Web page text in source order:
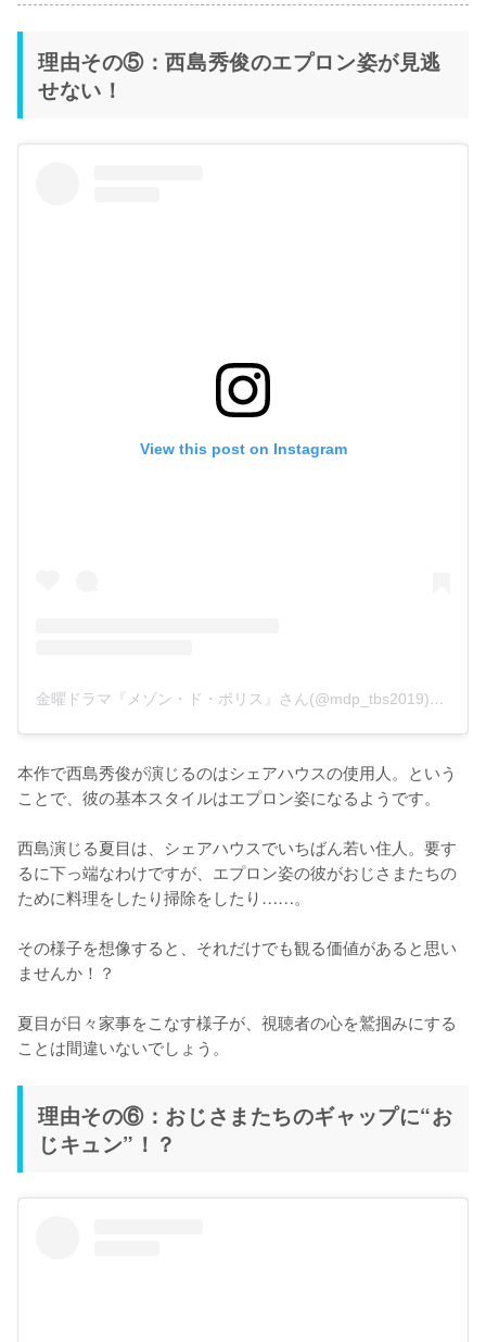
理由その⑤：西島秀俊のエプロン姿が見逃
せない！
View this post on Instagram
金曜ドラマ『メゾン・ド・ポリス』さん(@mdp_tbs2019)がシェアした投稿
本作で西島秀俊が演じるのはシェアハウスの使用人。という
ことで、彼の基本スタイルはエプロン姿になるようです。
西島演じる夏目は、シェアハウスでいちばん若い住人。要す
るに下っ端なわけですが、エプロン姿の彼がおじさまたちの
ために料理をしたり掃除をしたり……。
その様子を想像すると、それだけでも観る価値があると思い
ませんか！？
夏目が日々家事をこなす様子が、視聴者の心を鷲掴みにする
ことは間違いないでしょう。
理由その⑥：おじさまたちのギャップに“お
じキュン”！？